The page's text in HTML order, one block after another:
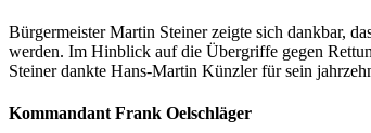
Bürgermeister Martin Steiner zeigte sich dankbar,
werden. Im Hinblick auf die Übergriffe gegen
Steiner dankte Hans-Martin Künzler für sein
Kommandant Frank Oelschläger